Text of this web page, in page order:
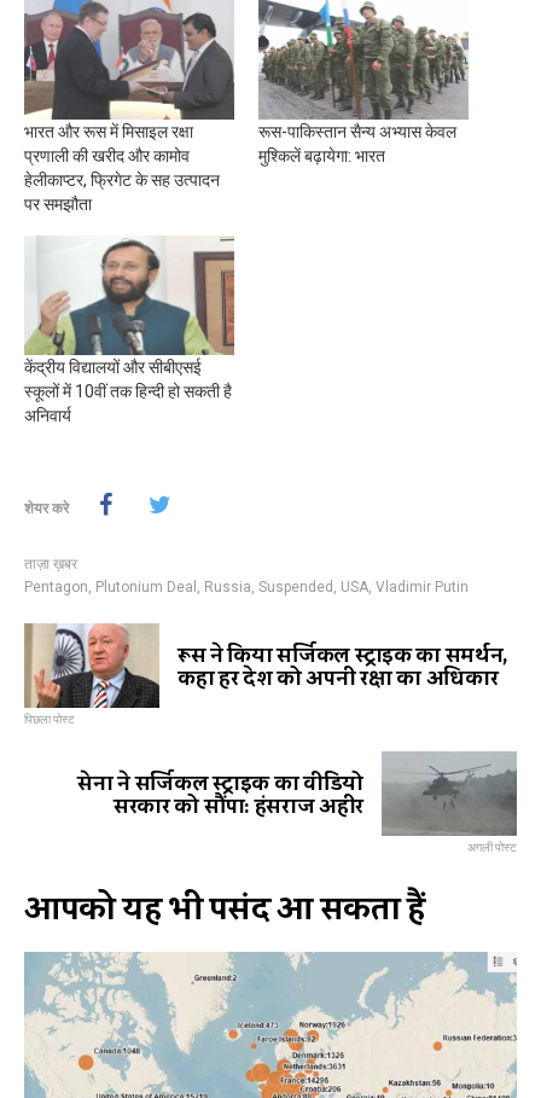
भारत और रूस में मिसाइल रक्षा
प्रणाली की खरीद और कामोव
हेलीकाप्टर, फ्रिगेट के सह उत्पादन
पर समझौता
रूस-पाकिस्तान सैन्य अभ्यास केवल
मुश्किलें बढ़ायेगा: भारत
केंद्रीय विद्यालयों और सीबीएसई
स्कूलों में 10वीं तक हिन्दी हो सकती है
अनिवार्य
शेयर करे
ताज़ा ख़बर
Pentagon, Plutonium Deal , Russia, Suspended , USA, Vladimir Putin
रूस ने किया सर्जिकल स्ट्राइक का समर्थन,
कहा हर देश को अपनी रक्षा का अधिकार
पिछला पोस्ट
सेना ने सर्जिकल स्ट्राइक का वीडियो
सरकार को सौंपा: हंसराज अहीर
अगली पोस्ट
आपको यह भी पसंद आ सकता हैं